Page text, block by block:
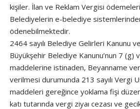
kişiler. İlan ve Reklam Vergisi ödemeleri
Belediyelerin e-belediye
ödenebilmektedir.
2464 sayılı Belediye Gelirleri Kanunu
Büyükşehir Belediye Kanunu’nun 7 (g)
maddelerine istinaden, Beyanname
verilmesi durumunda 213 sayılı Vergi
maddeleri gereğince yoklama fişi
katı tutarında vergi ziyaı cezası ve